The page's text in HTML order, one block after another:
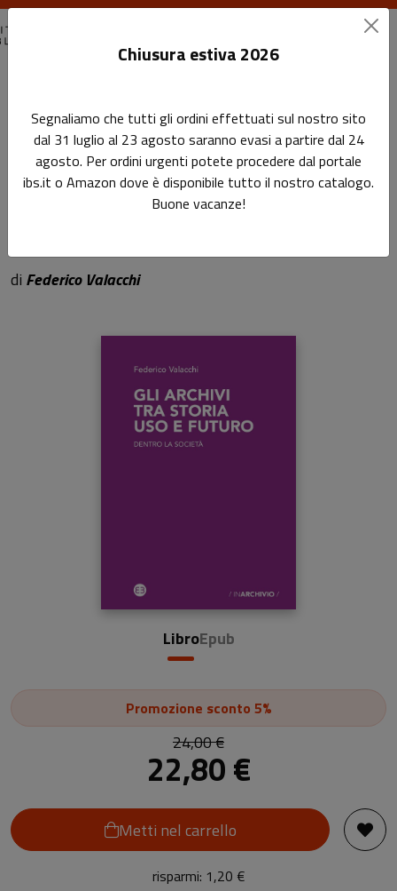
Gli archivi tra storia uso e
futuro
di Federico Valacchi
LibroEpub
Promozione sconto 5%
24,00 €
22,80 €
Metti nel carrello
risparmi: 1,20 €
Chiusura estiva 2026
Segnaliamo che tutti gli ordini effettuati sul nostro sito
dal 31 luglio al 23 agosto saranno evasi a partire dal 24
agosto. Per ordini urgenti potete procedere dal portale
ibs.it o Amazon dove è disponibile tutto il nostro catalogo.
Buone vacanze!